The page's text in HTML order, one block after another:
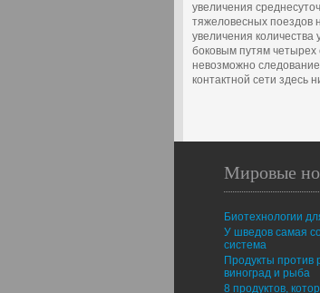
увеличения
тяжеловесных поездов
увеличения количества
боковым путям четырех
невозможно
контактной сети здесь
Мировые
Биотехнологии
У шведов самая
система
Продукты против
виноград и рыба
8 продуктов,